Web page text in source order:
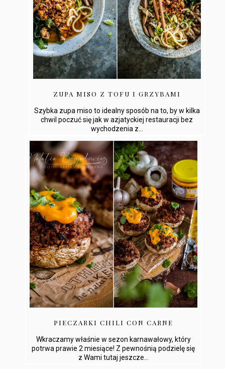
ZUPA MISO Z TOFU I GRZYBAMI
Szybka zupa miso to idealny sposób na to, by w kilka
chwil poczuć się jak w azjatyckiej restauracji bez
wychodzenia z...
PIECZARKI CHILI CON CARNE
Wkraczamy właśnie w sezon karnawałowy, który
potrwa prawie 2 miesiące! Z pewnośnią podzielę się
z Wami tutaj jeszcze...